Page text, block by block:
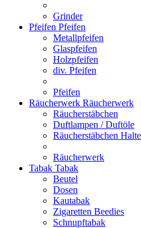
Grinder
Pfeifen Pfeifen
Metallpfeifen
Glaspfeifen
Holzpfeifen
div. Pfeifen
Pfeifen
Räucherwerk Räucherwerk
Räucherstäbchen
Duftlampen / Duftöle
Räucherstäbchen
Räucherwerk
Tabak Tabak
Beutel
Dosen
Kautabak
Zigaretten Beedies
Schnupftabak